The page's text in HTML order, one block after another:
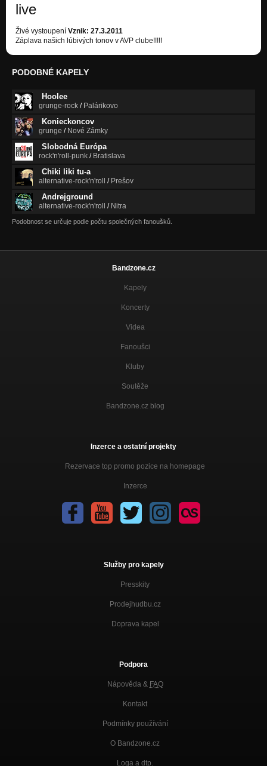
live
Živé vystoupení Vznik: 27.3.2011
Záplava našich lúbivých tonov v AVP clube!!!!!
PODOBNÉ KAPELY
Hoolee
grunge-rock / Palárikovo
Konieckoncov
grunge / Nové Zámky
Slobodná Európa
rock'n'roll-punk / Bratislava
Chiki liki tu-a
alternative-rock'n'roll / Prešov
Andrejground
alternative-rock'n'roll / Nitra
Podobnost se určuje podle počtu společných fanoušků.
Bandzone.cz
Kapely
Koncerty
Videa
Fanoušci
Kluby
Soutěže
Bandzone.cz blog
Inzerce a ostatní projekty
Rezervace top promo pozice na homepage
Inzerce
Služby pro kapely
Presskity
Prodejhudbu.cz
Doprava kapel
Podpora
Nápověda & FAQ
Kontakt
Podmínky používání
O Bandzone.cz
Loga a dtp.